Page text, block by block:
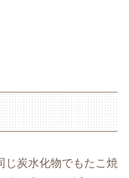
じ炭水化物でもたこ焼